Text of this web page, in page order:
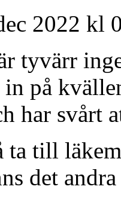
2022 kl
tyvärr
in på
har svårt
ta till
det